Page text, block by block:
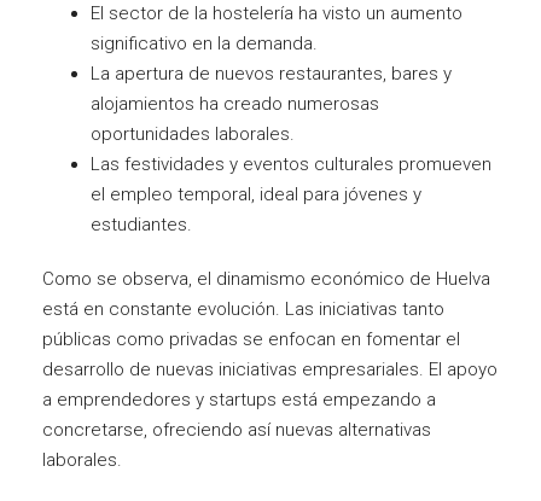
El sector de la hostelería ha visto un aumento
significativo en la demanda.
La apertura de nuevos restaurantes, bares y
alojamientos ha creado numerosas
oportunidades laborales.
Las festividades y eventos culturales promueven
el empleo temporal, ideal para jóvenes y
estudiantes.
Como se observa, el dinamismo económico de Huelva
está en constante evolución. Las iniciativas tanto
públicas como privadas se enfocan en fomentar el
desarrollo de nuevas iniciativas empresariales. El apoyo
a emprendedores y startups está empezando a
concretarse, ofreciendo así nuevas alternativas
laborales.